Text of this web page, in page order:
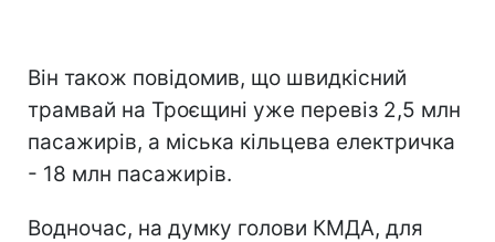
Він також повідомив, що швидкісний
трамвай на Троєщині уже перевіз 2,5 млн
пасажирів, а міська кільцева електричка
- 18 млн пасажирів.
Водночас, на думку голови КМДА, для